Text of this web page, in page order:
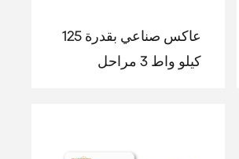
عاكس صناعي بقدرة 125
كيلو واط 3 مراحل